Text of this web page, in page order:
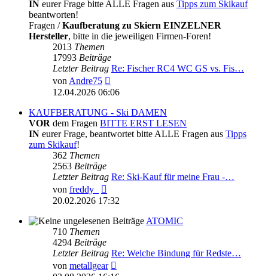
IN eurer Frage bitte ALLE Fragen aus Tipps zum Skikauf
beantworten!
Fragen /Kaufberatung zu Skiern EINZELNER
Hersteller, bitte in die jeweiligen Firmen-Foren!
2013 Themen
17993 Beiträge
Letzter Beitrag Re: Fischer RC4 WC GS vs. Fis…
vonAndre75
Beitrag
12.04.2026 06:06
KAUFBERATUNG - Ski DAMEN
VOR dem Fragen BITTE ERST LESEN
IN eurer Frage, beantwortet bitte ALLE Fragen aus Tipps
zum Skikauf!
362 Themen
2563 Beiträge
Letzter Beitrag Re: Ski-Kauf für meine Frau -…
von freddy_
Beitrag
20.02.2026 17:32
ATOMIC
710 Themen
4294 Beiträge
Letzter Beitrag Re: Welche Bindung für Redste…
von metallgear